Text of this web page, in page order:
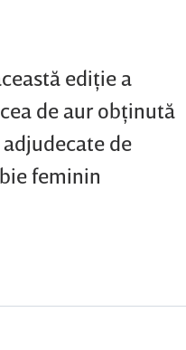
ediţie a
de aur obţinută
de
feminin